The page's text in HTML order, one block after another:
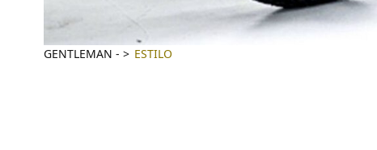
GENTLEMAN - ESTILO